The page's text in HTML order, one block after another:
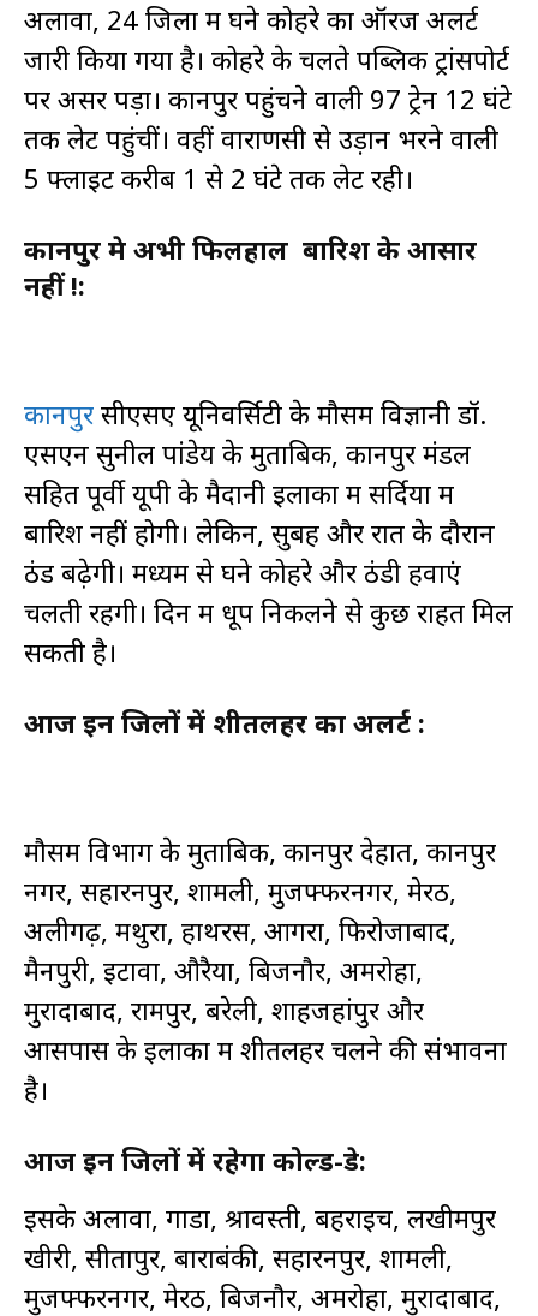
अलावा, 24 जिलों में घने कोहरे का ऑरेंज अलर्ट
जारी किया गया है। कोहरे के चलते पब्लिक ट्रांसपोर्ट
पर असर पड़ा। कानपुर पहुंचने वाली 97 ट्रेनें 12 घंटे
तक लेट पहुंचीं। वहीं वाराणसी से उड़ान भरने वाली
5 फ्लाइट करीब 1 से 2 घंटे तक लेट रही।
कानपुर मे अभी फिलहाल बारिश के आसार
नहीं !:
कानपुर सीएसए यूनिवर्सिटी के मौसम विज्ञानी डॉ.
एसएन सुनील पांडेय के मुताबिक, कानपुर मंडल
सहित पूर्वी यूपी के मैदानी इलाकों में सर्दियों में
बारिश नहीं होगी। लेकिन, सुबह और रात के दौरान
ठंड बढ़ेगी। मध्यम से घने कोहरे और ठंडी हवाएं
चलती रहेंगी। दिन में धूप निकलने से कुछ राहत मिल
सकती है।
आज इन जिलों में शीतलहर का अलर्ट :
मौसम विभाग के मुताबिक, कानपुर देहात, कानपुर
नगर, सहारनपुर, शामली, मुजफ्फरनगर, मेरठ,
अलीगढ़, मथुरा, हाथरस, आगरा, फिरोजाबाद,
मैनपुरी, इटावा, औरैया, बिजनौर, अमरोहा,
मुरादाबाद, रामपुर, बरेली, शाहजहांपुर और
आसपास के इलाकों में शीतलहर चलने की संभावना
है।
आज इन जिलों में रहेगा कोल्ड-डे:
इसके अलावा, गोंडा, श्रावस्ती, बहराइच, लखीमपुर
खीरी, सीतापुर, बाराबंकी, सहारनपुर, शामली,
मुजफ्फरनगर, मेरठ, बिजनौर, अमरोहा, मुरादाबाद,